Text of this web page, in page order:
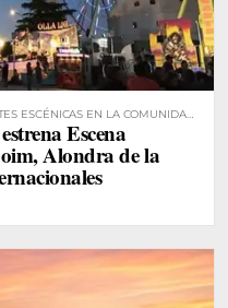
ESCÉNICAS EN LA COMUNIDAD
Escena
Alondra de la